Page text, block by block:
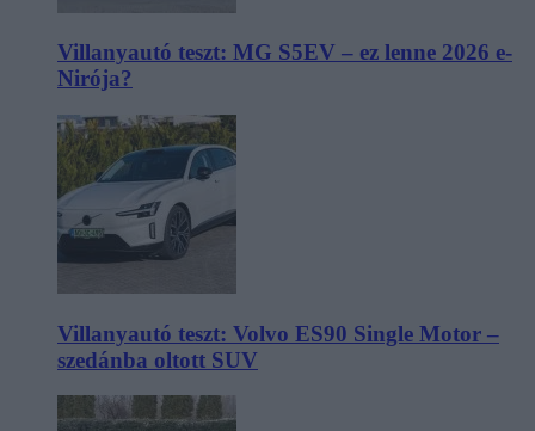
Villanyautó teszt: MG S5EV – ez lenne 2026 e-
Nirója?
Villanyautó teszt: Volvo ES90 Single Motor –
szedánba oltott SUV